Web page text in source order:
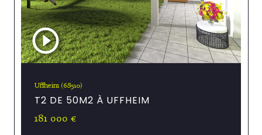
Uffheim (68510)
T2 DE 50M2 À UFFHEIM
181 000 €